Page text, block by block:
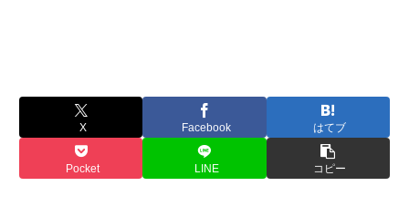
X Facebook はてブ
Pocket LINE コピー